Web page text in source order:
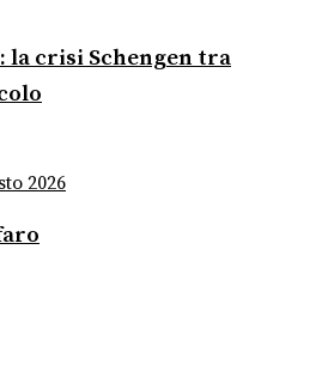
la crisi Schengen tra
2026